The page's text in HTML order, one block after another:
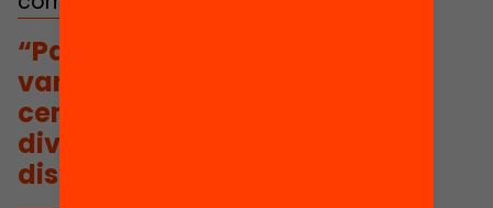
“París i Tolosa de Llenguadoc
van retirar les subvencions als
centres que no respectaven la
diversitat social del seu
districte”